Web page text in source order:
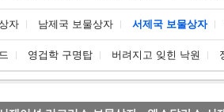
자 남제국 보물상자 서제국 보물상자
영겁학 구명탑 버려지고 잊힌 낙원